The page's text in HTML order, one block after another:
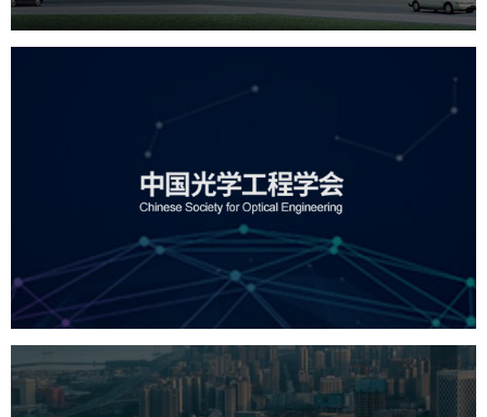
中国光学工程学会
机构组织 国企 品牌官网 网站建设 网站设计